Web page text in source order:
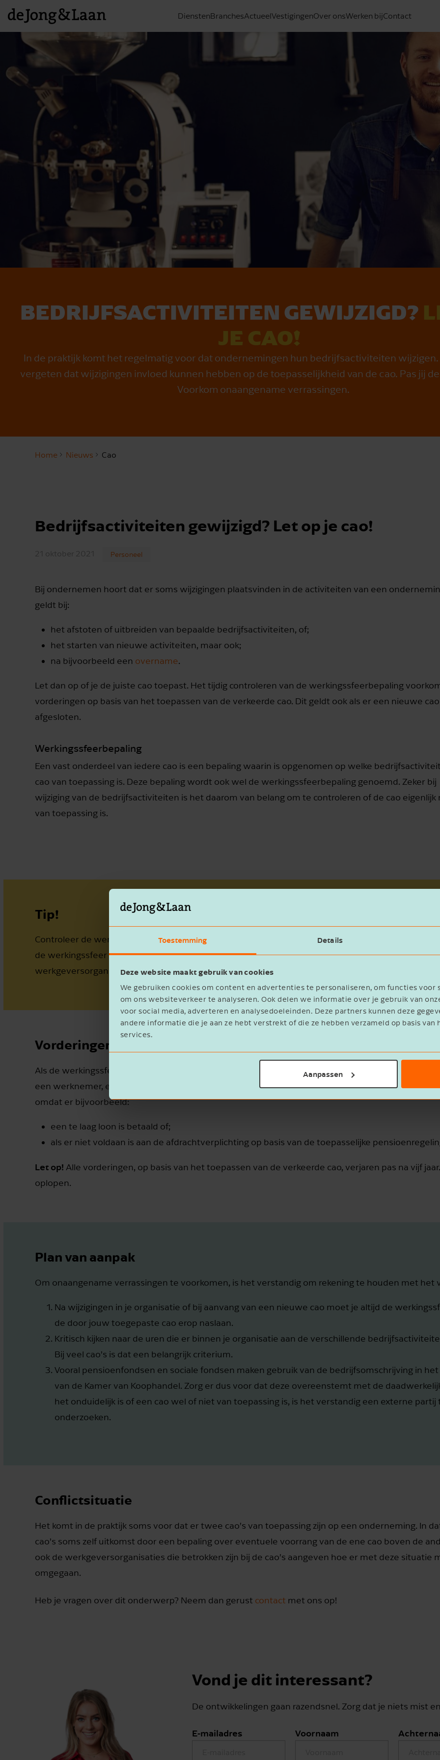
Toestemming Details
Deze website maakt gebruik van cookies
We gebruiken cookies om content en advertenties te personaliseren, om functies voor
om ons websiteverkeer te analyseren. Ook delen we informatie over je gebruik van
voor social media, adverteren en analysedoeleinden. Deze partners kunnen deze
andere informatie die je aan ze hebt verstrekt of die ze hebben verzameld op basis van
services.
Aanpassen
DienstenBranchesActueelVestigingenOver onsWerken bijContact
BEDRIJFSACTIVITEITEN GEWIJZIGD?
JE CAO!
In de praktijk komt het regelmatig voor dat ondernemingen hun bedrijfsactiviteiten
vergeten dat wijzigingen invloed kunnen hebben op de toepasselijkheid van de cao. Pas jij
Voorkom onaangename verrassingen.
Home Nieuws Cao
Bedrijfsactiviteiten gewijzigd? Let op je cao!
21 oktober 2021 Personeel
Bij ondernemen hoort dat er soms wijzigingen plaatsvinden in de activiteiten van een
geldt bij:
het afstoten of uitbreiden van bepaalde bedrijfsactiviteiten, of;
het starten van nieuwe activiteiten, maar ook;
na bijvoorbeeld een overname.
Let dan op of je de juiste cao toepast. Het tijdig controleren van de werkingssfeerbepaling
vorderingen op basis van het toepassen van de verkeerde cao. Dit geldt ook als er een nieuwe
afgesloten.
Werkingssfeerbepaling
Een vast onderdeel van iedere cao is een bepaling waarin is opgenomen op welke
cao van toepassing is. Deze bepaling wordt ook wel de werkingssfeerbepaling genoemd. Zeker bij
wijziging van de bedrijfsactiviteiten is het daarom van belang om te controleren of de cao eigenlijk
van toepassing is.
Tip!
Controleer de werkingssfeerbepaling ook als er in de branche een nieuwe cao wordt afgesloten.
de werkingssfeer vanwege ontwikkelingen in de branche is aangepast. Dit geldt ook als jij je bij
werkgeversorganisatie aansluit of als er cao’s worden samengevoegd.
Vorderingen
Als de werkingssfeer niet tijdig wordt gecontroleerd, wordt een werkgever meestal pas hiermee
een werknemer, een sociaal fonds of een pensioenfonds zich meldt met een vordering. Er kan
omdat er bijvoorbeeld:
een te laag loon is betaald of;
als er niet voldaan is aan de afdrachtverplichting op basis van de toepasselijke
Let op! Alle vorderingen, op basis van het toepassen van de verkeerde cao, verjaren pas na vijf
oplopen.
Plan van aanpak
Om onaangename verrassingen te voorkomen, is het verstandig om rekening te houden met het
Na wijzigingen in je organisatie of bij aanvang van een nieuwe cao moet je altijd de
de door jouw toegepaste cao erop naslaan.
Kritisch kijken naar de uren die er binnen je organisatie aan de verschillende
Bij veel cao’s is dat een belangrijk criterium.
Vooral pensioenfondsen en sociale fondsen maken gebruik van de bedrijfsomschrijving in
van de Kamer van Koophandel. Zorg er dus voor dat deze overeenstemt met de
het onduidelijk is of een cao wel of niet van toepassing is, is het verstandig een externe partij
onderzoeken.
Conflictsituatie
Het komt in de praktijk soms voor dat er twee cao’s van toepassing zijn op een onderneming. In
cao’s soms zelf uitkomst door een bepaling over eventuele voorrang van de ene cao boven de
ook de werkgeversorganisaties die betrokken zijn bij de cao’s aangeven hoe er met deze situatie
omgegaan.
Heb je vragen over dit onderwerp? Neem dan gerust contact met ons op!
Vond je dit interessant?
De ontwikkelingen gaan razendsnel. Zorg dat je niets mist
E-mailadres Voornaam